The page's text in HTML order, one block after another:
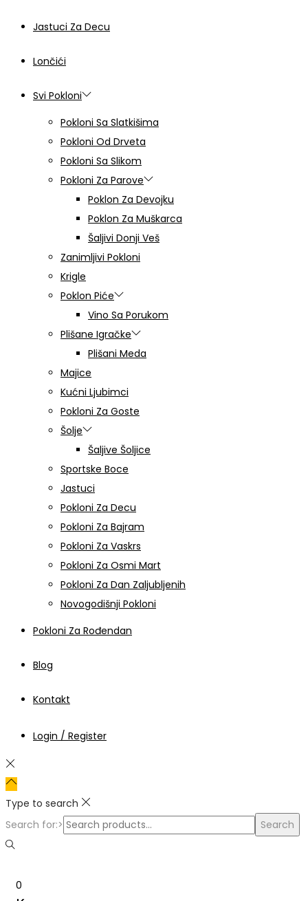
Jastuci Za Decu
Lončići
Svi Pokloni
Pokloni Sa Slatkišima
Pokloni Od Drveta
Pokloni Sa Slikom
Pokloni Za Parove
Poklon Za Devojku
Poklon Za Muškarca
Šaljivi Donji Veš
Zanimljivi Pokloni
Krigle
Poklon Piće
Vino Sa Porukom
Plišane Igračke
Plišani Meda
Majice
Kućni Ljubimci
Pokloni Za Goste
Šolje
Šaljive Šoljice
Sportske Boce
Jastuci
Pokloni Za Decu
Pokloni Za Bajram
Pokloni Za Vaskrs
Pokloni Za Osmi Mart
Pokloni Za Dan Zaljubljenih
Novogodišnji Pokloni
Pokloni Za Rođendan
Blog
Kontakt
Login / Register
Type to search
Search for:>
Search
0